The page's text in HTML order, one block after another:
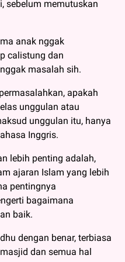
sebelum memutuskan
anak nggak
calistung dan
masalah sih.
apakah
unggulan atau
unggulan itu, hanya
Inggris.
lebih penting adalah,
ajaran Islam yang lebih
pentingnya
bagaimana
baik.
dengan benar, terbiasa
dan semua hal